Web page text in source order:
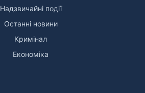
Надзвичайні події
Останні новини
Кримінал
Економіка